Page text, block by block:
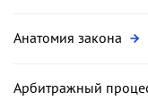
Анатомия закона
Арбитражный